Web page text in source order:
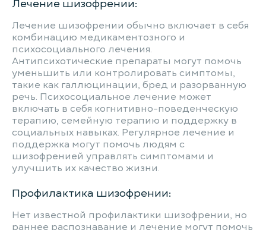
Лечение шизофрении:
Лечение шизофрении обычно включает в себя
комбинацию медикаментозного и
психосоциального лечения.
Антипсихотические препараты могут помочь
уменьшить или контролировать симптомы,
такие как галлюцинации, бред и разорванную
речь. Психосоциальное лечение может
включать в себя когнитивно-поведенческую
терапию, семейную терапию и поддержку в
социальных навыках. Регулярное лечение и
поддержка могут помочь людям с
шизофренией управлять симптомами и
улучшить их качество жизни.
Профилактика шизофрении:
Нет известной профилактики шизофрении, но
раннее распознавание и лечение могут помочь